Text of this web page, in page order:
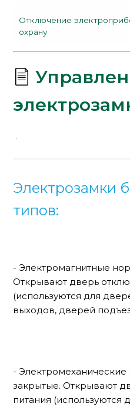
Отключение
охрану
Электрозамки
типов:
- Электромагнитные
Открывают дверь
(используются для
выходов, дверей
- Электромеханические
закрытые. Открывают
питания (используются